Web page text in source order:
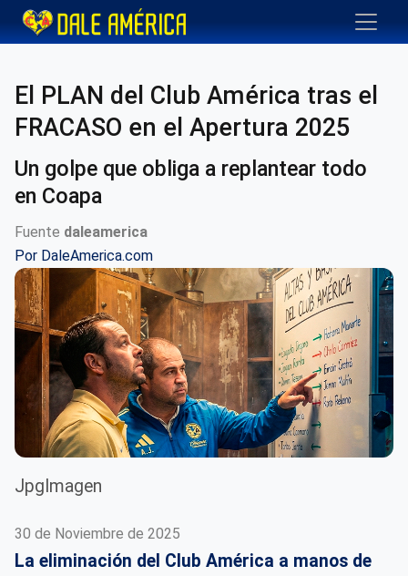
El PLAN del Club América tras el
FRACASO en el Apertura 2025
Un golpe que obliga a replantear todo
en Coapa
Fuente daleamerica
Por DaleAmerica.com
JpgImagen
30 de Noviembre de 2025
La eliminación del Club América a manos de